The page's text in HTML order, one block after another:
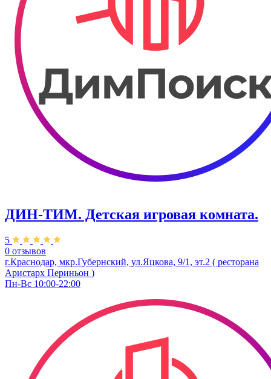
ДИН-ТИМ. Детская игровая комната.
5
0 отзывов
г.Краснодар, мкр.Губернский, ул.Яцкова, 9/1, эт.2 ( ресторана
Аристарх Периньон )
Пн-Вс 10:00-22:00